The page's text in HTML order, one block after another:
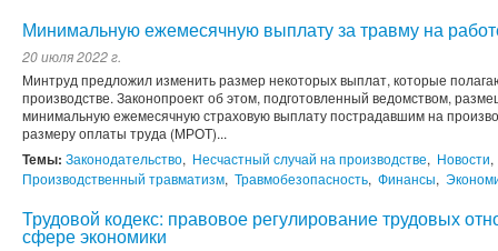
Минимальную ежемесячную выплату за травму на
20 июля 2022 г.
Минтруд предложил изменить размер некоторых выплат, которые
производстве. Законопроект об этом, подготовленный ведомством,
минимальную ежемесячную страховую выплату пострадавшим на
размеру оплаты труда (МРОТ)...
Темы: Законодательство, Несчастный случай на производстве, Новости,
Производственный травматизм, Травмобезопасность, Финансы,
Трудовой кодекс: правовое регулирование трудовых
сфере экономики